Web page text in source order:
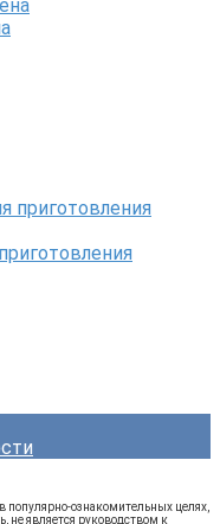
популярно-ознакомительных целях,
не является руководством к